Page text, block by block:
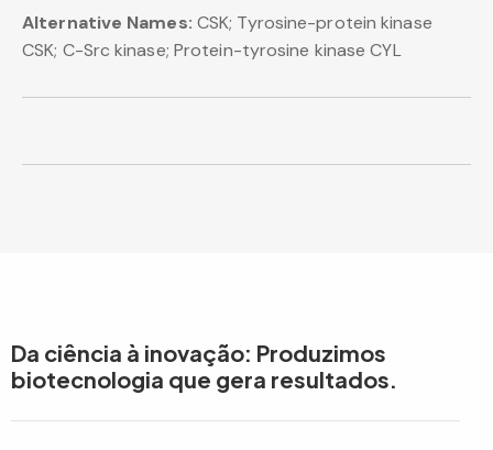
Alternative Names: CSK; Tyrosine-protein kinase
CSK; C-Src kinase; Protein-tyrosine kinase CYL
Da ciência à inovação: Produzimos
biotecnologia que gera resultados.